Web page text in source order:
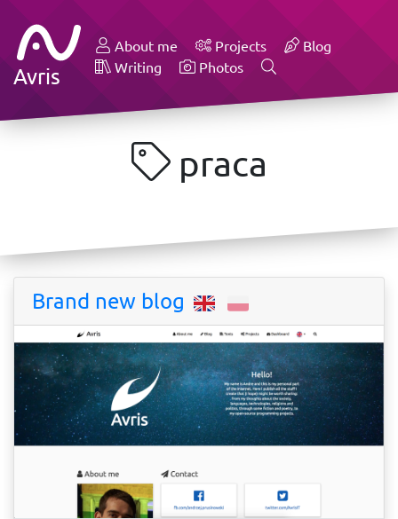
Avris
About me Projects
Blog
Writing
Photos
praca
Brand new blog